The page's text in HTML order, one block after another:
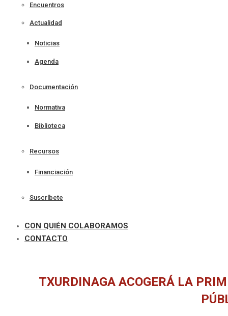
Encuentros
Actualidad
Noticias
Agenda
Documentación
Normativa
Biblioteca
Recursos
Financiación
Suscríbete
CON QUIÉN COLABORAMOS
CONTACTO
TXURDINAGA ACOGERÁ LA